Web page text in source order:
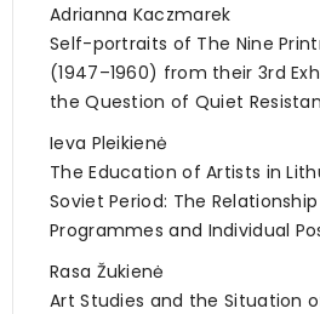
Adrianna Kaczmarek
Self-portraits of The Nine
(1947–1960) from their 3rd
the Question of Quiet
Ieva Pleikienė
The Education of Artists in
Soviet Period: The
Programmes and Individual
Rasa Žukienė
Art Studies and the Situation